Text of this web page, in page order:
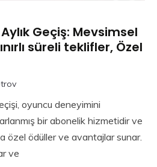
Geçiş: Mevsimsel
süreli teklifler, Özel
oyuncu deneyimini
bir abonelik hizmetidir ve
özel ödüller ve avantajlar sunar.
ve